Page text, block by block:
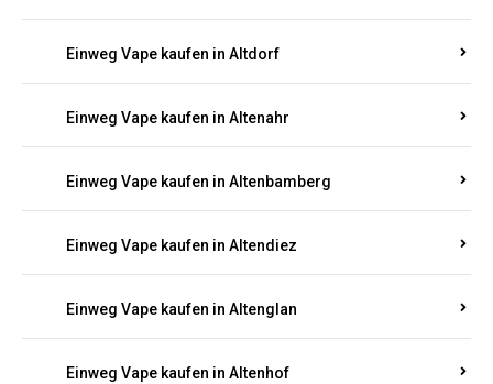
Einweg Vape kaufen in Altdorf
Einweg Vape kaufen in Altenahr
Einweg Vape kaufen in Altenbamberg
Einweg Vape kaufen in Altendiez
Einweg Vape kaufen in Altenglan
Einweg Vape kaufen in Altenhof